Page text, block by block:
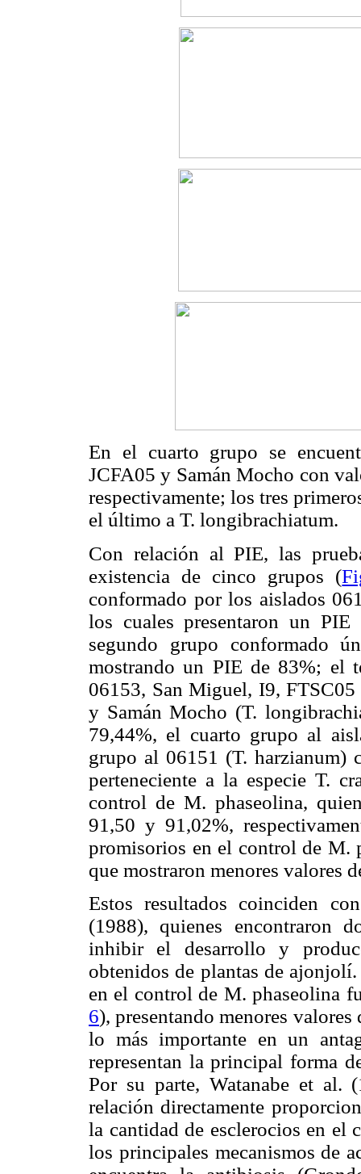
En el cuarto grupo se
JCFA05 y Samán Mocho con
respectivamente; los tres
el último a T. longibrachiatum.
Con relación al PIE, las
existencia de cinco grupos (
conformado por los aislados
los cuales presentaron un
segundo grupo conformado
mostrando un PIE de 83%; el
06153, San Miguel, I9,
y Samán Mocho (T.
79,44%, el cuarto grupo al
grupo al 06151 (T. harzianum)
perteneciente a la especie T.
control de M. phaseolina,
91,50 y 91,02%,
promisorios en el control de M.
que mostraron menores valores
Estos resultados coinciden
(1988), quienes encontraron
inhibir el desarrollo y
obtenidos de plantas de
en el control de M. phaseolina
6), presentando menores
lo más importante en un
representan la principal forma
Por su parte, Watanabe et al.
relación directamente
la cantidad de esclerocios en el
los principales mecanismos de